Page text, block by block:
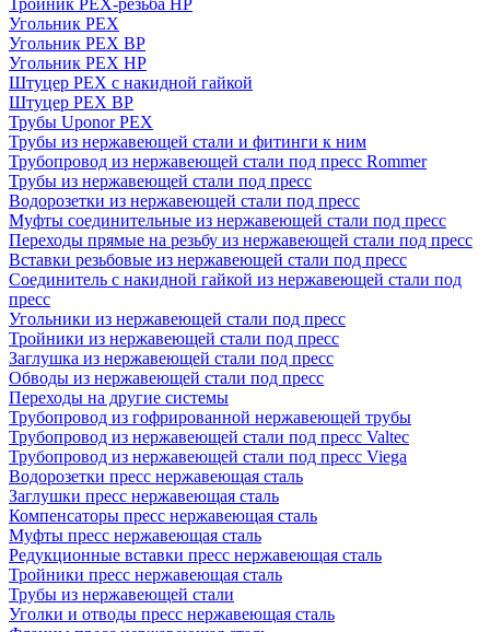
Угольник PEX
Угольник PEX ВР
Угольник PEX НР
Штуцер PEX c накидной гайкой
Штуцер PEX ВР
Трубы Uponor PEX
Трубы из нержавеющей стали и фитинги к ним
Трубопровод из нержавеющей стали под пресс Rommer
Трубы из нержавеющей стали под пресс
Водорозетки из нержавеющей стали под пресс
Муфты соединительные из нержавеющей стали под пресс
Переходы прямые на резьбу из нержавеющей стали под пресс
Вставки резьбовые из нержавеющей стали под пресс
Соединитель с накидной гайкой из нержавеющей стали под
пресс
Угольники из нержавеющей стали под пресс
Тройники из нержавеющей стали под пресс
Заглушка из нержавеющей стали под пресс
Обводы из нержавеющей стали под пресс
Переходы на другие системы
Трубопровод из гофрированной нержавеющей трубы
Трубопровод из нержавеющей стали под пресс Valtec
Трубопровод из нержавеющей стали под пресс Viega
Водорозетки пресс нержавеющая сталь
Заглушки пресс нержавеющая сталь
Компенсаторы пресс нержавеющая сталь
Муфты пресс нержавеющая сталь
Редукционные вставки пресс нержавеющая сталь
Тройники пресс нержавеющая сталь
Трубы из нержавеющей стали
Уголки и отводы пресс нержавеющая сталь